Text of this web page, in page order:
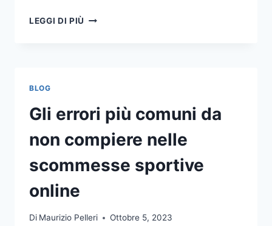
LEGGI DI PIÙ UN
PULIZIA
DELLE
APPARECCHIATURE
DA
BLOG
Gli errori più comuni da
non compiere nelle
scommesse sportive
online
Di Maurizio Pelleri Ottobre 5, 2023